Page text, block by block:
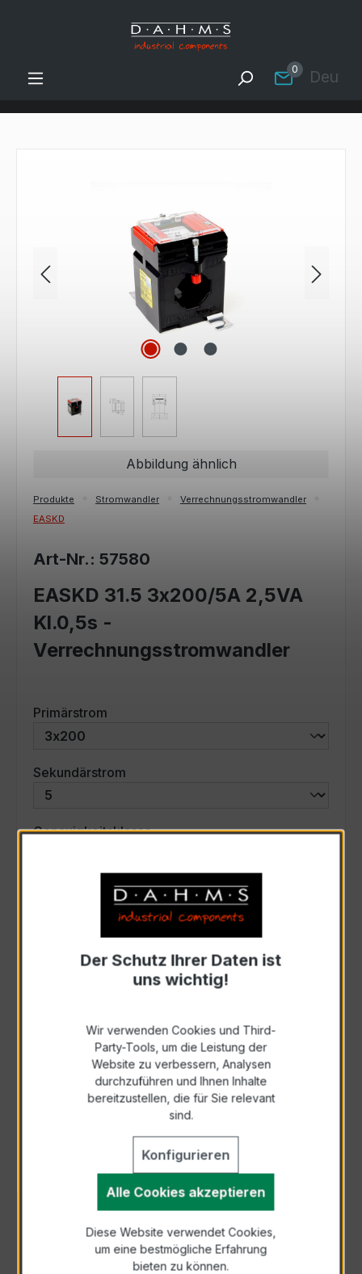
Zum Hauptinhalt springen
0
Abbildung ähnlich
Produkte Stromwandler
Verrechnungsstromwandler
EASKD
Art-Nr.: 57580
EASKD 31.5 3x200/5A 2,5VA
Kl.0,5s -
Verrechnungsstromwandler
Primärstrom
Sekundärstrom
Genauigkeitsklasseauswählen
Scheinleistung (VA)auswählen
Auswahl zurücksetzen
Anfrage schriftlich
Als PDF exportieren
Der EASKD 31.5 3x200/5A 2,5VA Kl.0,5s ist ein
kompakter, hochpräziser Niederspannungs-
Der Schutz Ihrer Daten ist
uns wichtig!
Wir verwenden Cookies und Third-
Party-Tools, um die Leistung der
Website zu verbessern, Analysen
durchzuführen und Ihnen Inhalte
bereitzustellen, die für Sie relevant
sind.
Konfigurieren
Alle Cookies akzeptieren
Diese Website verwendet Cookies,
um eine bestmögliche Erfahrung
bieten zu können.